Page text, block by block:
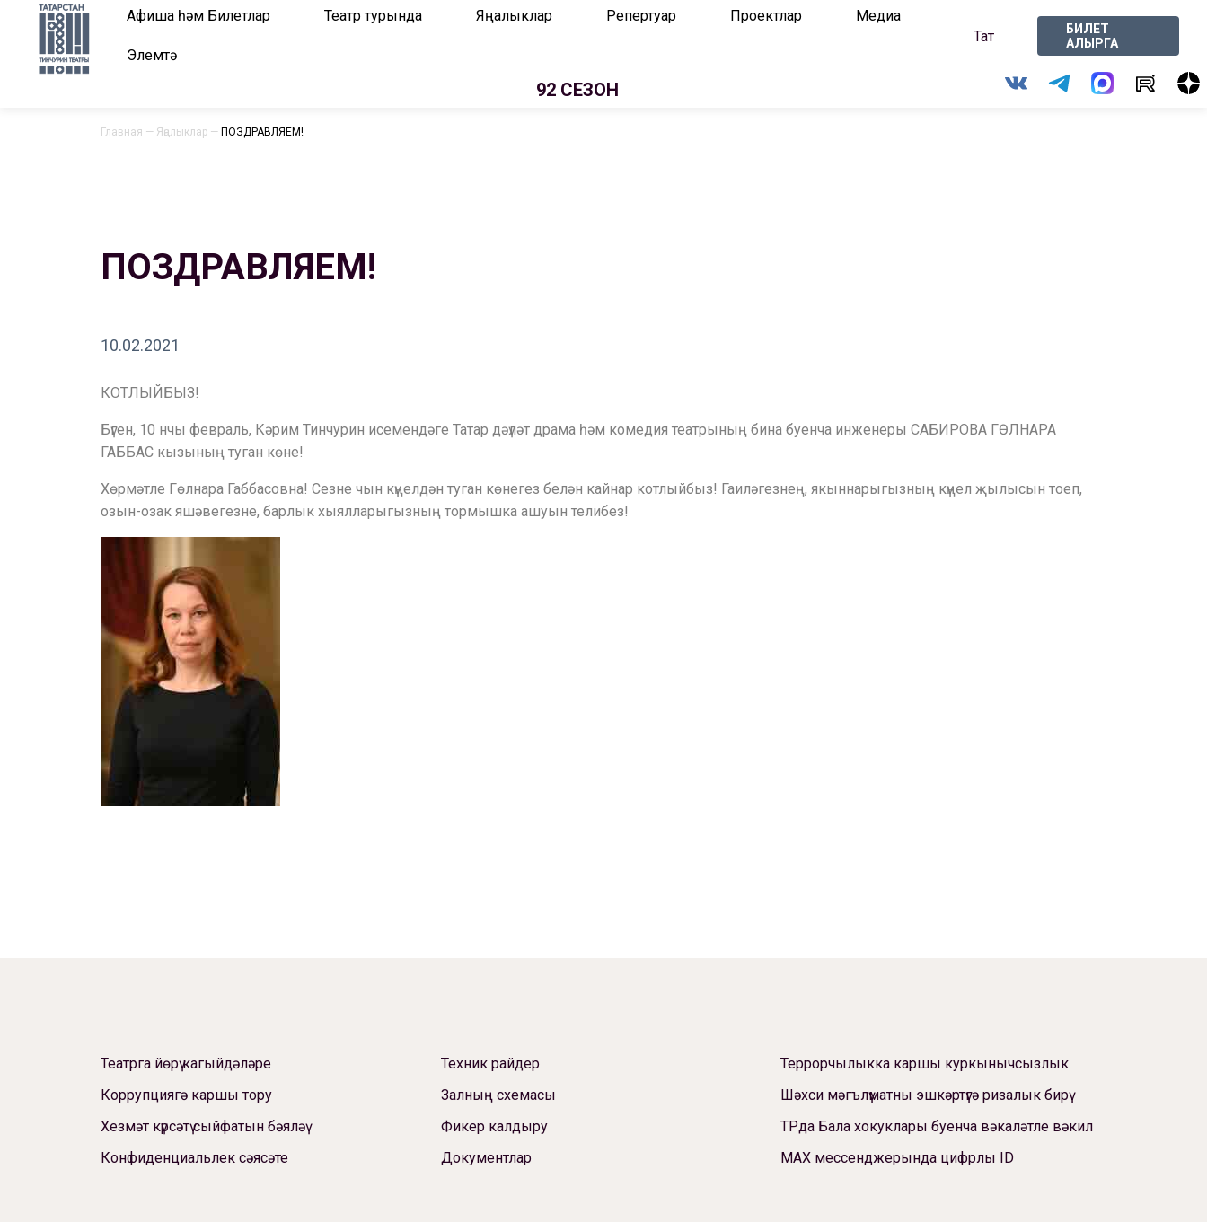
Афиша һәм Билетлар Театр турында Яңалыклар Репертуар Проектлар Медиа
Элемтә
Тат
БИЛЕТ
АЛЫРГА
92 СЕЗОН
Главная — Яңалыклар — ПОЗДРАВЛЯЕМ!
ПОЗДРАВЛЯЕМ!
10.02.2021
КОТЛЫЙБЫЗ!
Бүген, 10 нчы февраль, Кәрим Тинчурин исемендәге Татар дәүләт драма һәм комедия театрының бина буенча инженеры САБИРОВА ГӨЛНАРА
ГАББАС кызының туган көне!
Хөрмәтле Гөлнара Габбасовна! Сезне чын күңелдән туган көнегез белән кайнар котлыйбыз! Гаиләгезнең, якыннарыгызның күңел җылысын тоеп,
озын-озак яшәвегезне, барлык хыялларыгызның тормышка ашуын телибез!
Театрга йөрү кагыйдәләре
Коррупциягә каршы тору
Хезмәт күрсәтү сыйфатын бәяләү
Конфиденциальлек сәясәте
Техник райдер
Залның схемасы
Фикер калдыру
Документлар
Террорчылыкка каршы куркынычсызлык
Шәхси мәгълүматны эшкәртүгә ризалык бирү
ТРда Бала хокуклары буенча вәкаләтле вәкил
МАХ мессенджерында цифрлы ID